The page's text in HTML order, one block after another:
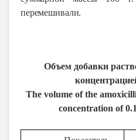
перемешивали.
Объем добавки
The volume of the
concentration of